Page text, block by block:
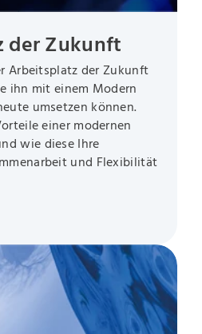
der Zukunft
Arbeitsplatz der Zukunft
ihn mit einem Modern
umsetzen können.
einer modernen
wie diese Ihre
und Flexibilität